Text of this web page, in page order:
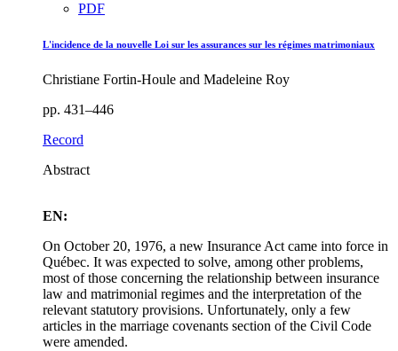
PDF
L'incidence de la nouvelle Loi sur les assurances sur les régimes matrimoniaux
Christiane Fortin-Houle and Madeleine Roy
pp. 431–446
Record
Abstract
EN:
On October 20, 1976, a new Insurance Act came into force in
Québec. It was expected to solve, among other problems,
most of those concerning the relationship between insurance
law and matrimonial regimes and the interpretation of the
relevant statutory provisions. Unfortunately, only a few
articles in the marriage covenants section of the Civil Code
were amended.